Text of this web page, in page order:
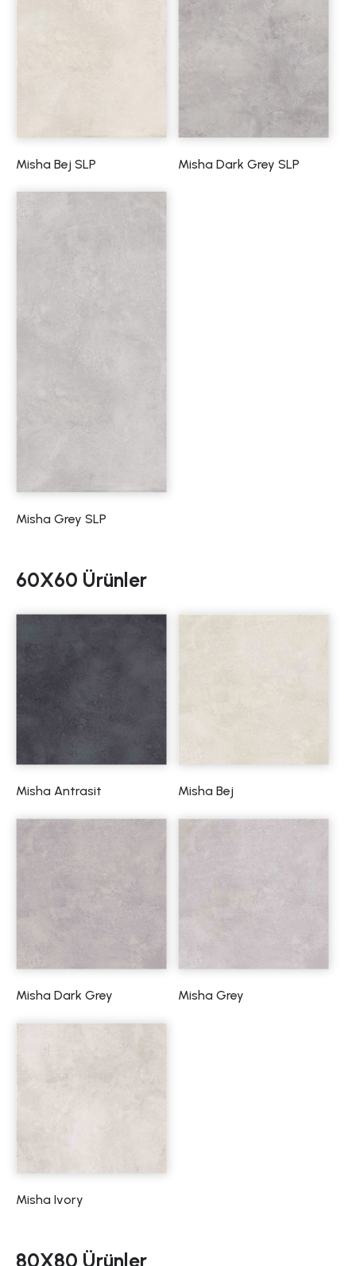
Misha Bej SLP Misha Dark Grey SLP
Misha Grey SLP
60X60 Ürünler
Misha Antrasit Misha Bej
Misha Dark Grey Misha Grey
Misha Ivory
80X80 Ürünler